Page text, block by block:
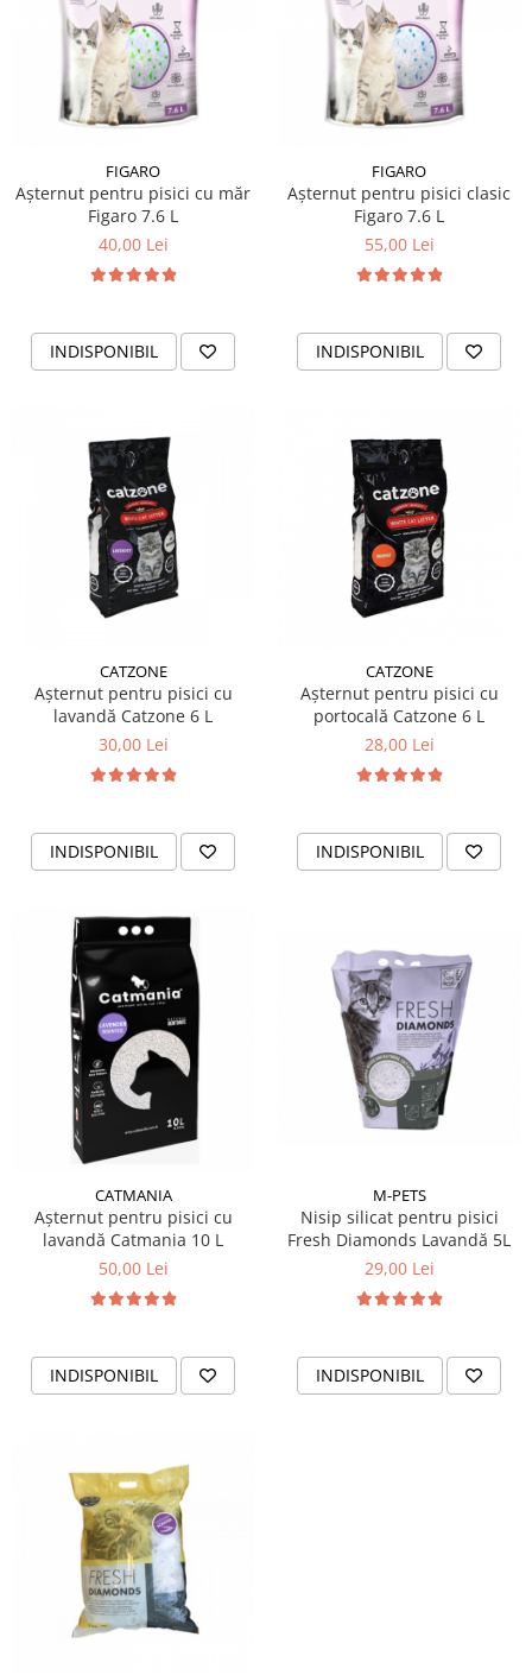
FIGARO
Așternut pentru pisici cu măr
Figaro 7.6 L
40,00 Lei
INDISPONIBIL
FIGARO
Așternut pentru pisici clasic
Figaro 7.6 L
55,00 Lei
INDISPONIBIL
CATZONE
Așternut pentru pisici cu
lavandă Catzone 6 L
30,00 Lei
INDISPONIBIL
CATZONE
Așternut pentru pisici cu
portocală Catzone 6 L
28,00 Lei
INDISPONIBIL
CATMANIA
Așternut pentru pisici cu
lavandă Catmania 10 L
50,00 Lei
INDISPONIBIL
M-PETS
Nisip silicat pentru pisici
Fresh Diamonds Lavandă 5L
29,00 Lei
INDISPONIBIL